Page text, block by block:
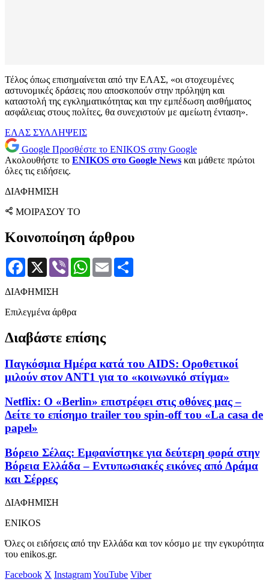
Τέλος όπως επισημαίνεται από την ΕΛΑΣ, «οι στοχευμένες
αστυνομικές δράσεις που αποσκοπούν στην πρόληψη και
καταστολή της εγκληματικότητας και την εμπέδωση αισθήματος
ασφάλειας στους πολίτες, θα συνεχιστούν με αμείωτη ένταση».
ΕΛΑΣ ΣΥΛΛΗΨΕΙΣ
Google Προσθέστε το ENIKOS στην Google
Ακολουθήστε το ENIKOS στο Google News και μάθετε πρώτοι
όλες τις ειδήσεις.
ΔΙΑΦΗΜΙΣΗ
ΜΟΙΡΑΣΟΥ ΤΟ
Κοινοποίηση άρθρου
Facebook
X Viber WhatsApp
Email
ΔΙΑΦΗΜΙΣΗ
Επιλεγμένα άρθρα
Διαβάστε επίσης
Παγκόσμια Ημέρα κατά του AIDS: Οροθετικοί
μιλούν στον ΑΝΤ1 για το «κοινωνικό στίγμα»
Netflix: Ο «Βerlin» επιστρέφει στις οθόνες μας –
Δείτε το επίσημο trailer του spin-off του «La casa de
papel»
Βόρειο Σέλας: Εμφανίστηκε για δεύτερη φορά στην
Βόρεια Ελλάδα – Εντυπωσιακές εικόνες από Δράμα
και Σέρρες
ΔΙΑΦΗΜΙΣΗ
ENIKOS
Όλες οι ειδήσεις από την Ελλάδα και τον κόσμο με την εγκυρότητα
του enikos.gr.
Facebook X InstagramYouTube Viber